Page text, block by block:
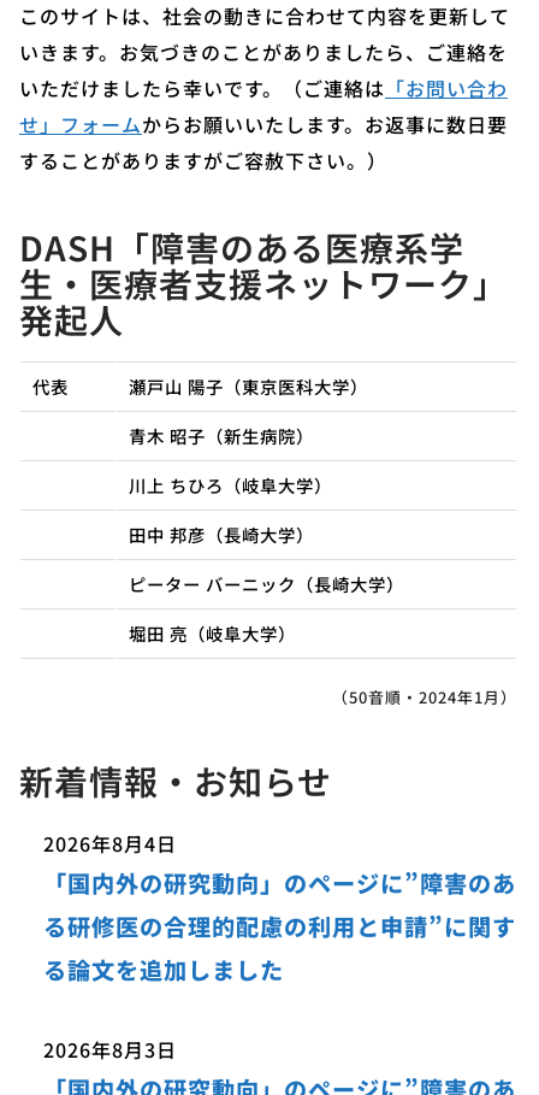
このサイトは、社会の動きに合わせて内容を更新して
いきます。お気づきのことがありましたら、ご連絡を
いただけましたら幸いです。（ご連絡は 「お問い合わ
せ」フォームからお願いいたします。お返事に数日要
することがありますがご容赦下さい。）
DASH「障害のある医療系学
生・医療者支援ネットワーク」
発起人
代表
瀬戸山 陽子（東京医科大学）
青木 昭子（新生病院）
川上 ちひろ（岐阜大学）
田中 邦彦（長崎大学）
ピーター バーニック（長崎大学）
堀田 亮（岐阜大学）
（50音順・2024年1月）
新着情報・お知らせ
2026年8月4日
「国内外の研究動向」のページに”障害のあ
る研修医の合理的配慮の利用と申請”に関す
る論文を追加しました
2026年8月3日